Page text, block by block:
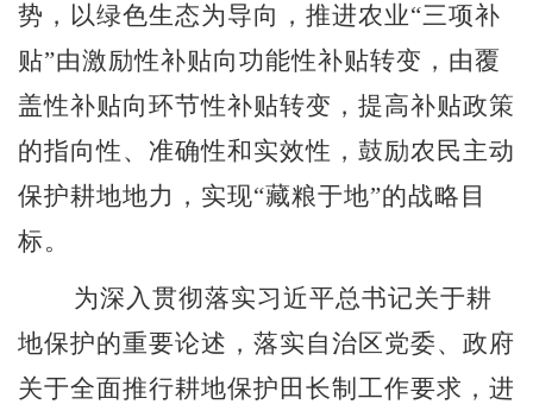
势，以绿色生态为导向，推进农业“三项补
贴”由激励性补贴向功能性补贴转变，由覆
盖性补贴向环节性补贴转变，提高补贴政策
的指向性、准确性和实效性，鼓励农民主动
保护耕地地力，实现“藏粮于地”的战略目
标。
为深入贯彻落实习近平总书记关于耕
地保护的重要论述，落实自治区党委、政府
关于全面推行耕地保护田长制工作要求，进